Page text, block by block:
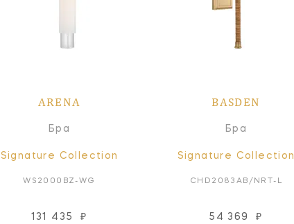
ARENA
Бра
Signature Collection
WS2000BZ-WG
131 435 ₽
BASDEN
Бра
Signature Collection
CHD2083AB/NRT-L
54 369 ₽